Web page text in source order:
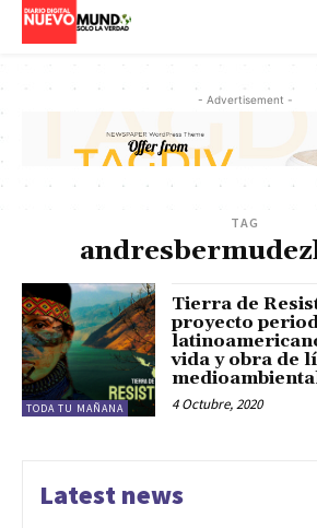
- Advertisement -
TAG
TODA TU MAÑANA
Tierra de
proyecto
vida y obra de
4 Octubre, 2020
Latest news